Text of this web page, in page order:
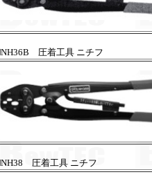
NH36B 圧着工具 ニチフ
NH38 圧着工具 ニチフ